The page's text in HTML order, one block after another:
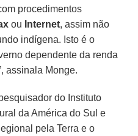
procedimentos
ou Internet, assim não
indígena. Isto é o
dependente da renda
assinala Monge.
do Instituto
da América do Sul e
pela Terra e o